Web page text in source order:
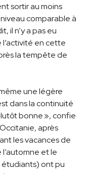
sortir au moins
comparable à
il n’y a pas eu
en cette
la tempête de
une légère
dans la continuité
bonne », confie
après
les vacances de
et le
étudiants) ont pu